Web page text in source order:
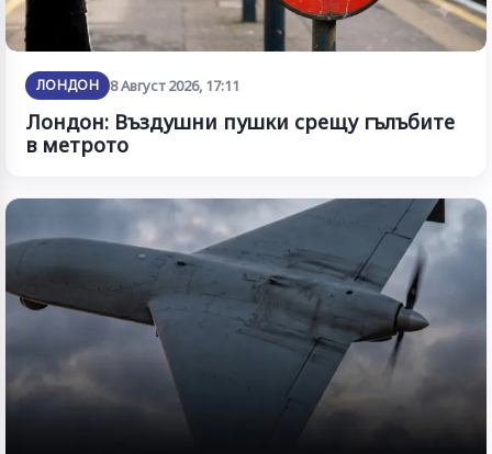
ЛОНДОН 8 Август 2026, 17:11
Лондон: Въздушни пушки срещу гълъбите
в метрото